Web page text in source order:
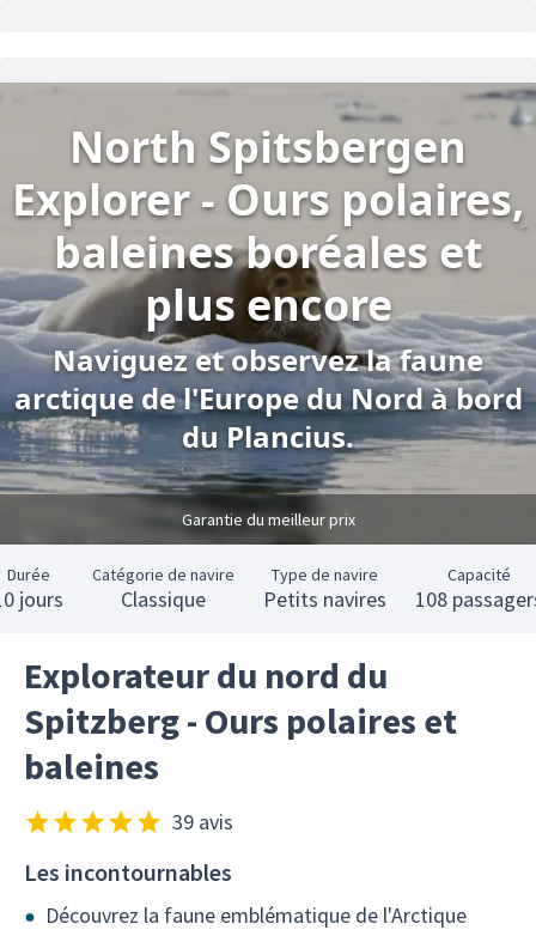
North Spitsbergen
Explorer - Ours polaires,
baleines boréales et
plus encore
Naviguez et observez la faune
arctique de l'Europe du Nord à bord
du Plancius.
Garantie du meilleur prix
Durée
jours
Catégorie de navire
Classique
Type de navire
Petits navires
Capacité
108
Explorateur du nord du
Spitzberg - Ours polaires et
baleines
39 avis
Les incontournables
Découvrez la faune emblématique de l'Arctique